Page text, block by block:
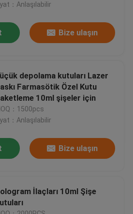
：Anlaşılabilir
Bize ulaşın
depolama kutuları Lazer
Farmasötik Özel Kutu
10ml şişeler için
：1500pcs
：Anlaşılabilir
Bize ulaşın
İlaçları 10ml Şişe